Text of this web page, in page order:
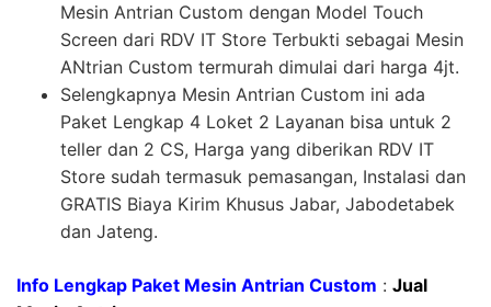
Mesin Antrian Custom dengan Model Touch
Screen dari RDV IT Store Terbukti sebagai Mesin
ANtrian Custom termurah dimulai dari harga 4jt.
Selengkapnya Mesin Antrian Custom ini ada
Paket Lengkap 4 Loket 2 Layanan bisa untuk 2
teller dan 2 CS, Harga yang diberikan RDV IT
Store sudah termasuk pemasangan, Instalasi dan
GRATIS Biaya Kirim Khusus Jabar, Jabodetabek
dan Jateng.
Info Lengkap Paket Mesin Antrian Custom : Jual